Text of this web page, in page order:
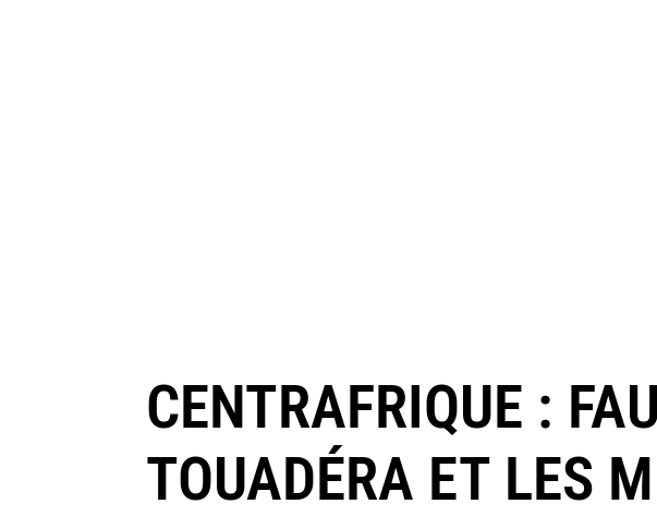
CENTRAFRIQUE :
TOUADÉRA ET LES